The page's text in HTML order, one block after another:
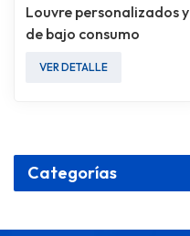
Louvre personalizados y
de bajo consumo
VER DETALLE
Categorías